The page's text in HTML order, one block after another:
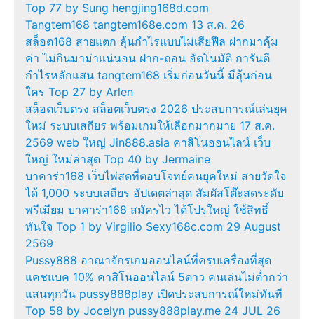
Top 77 by Sung hengjing168d.com
Tangtem168 tangtem168e.com 13 ส.ค. 26
สล็อต168 สายแตก ลุ้นกำไรแบบไม่เสียฟีล ฝากมาคุ้ม
ค่า ไม่กินมาม่าแน่นอน ฝาก-ถอน อัตโนมัติ การันตี
กำไรหลักแสน tangtem168 เริ่มก่อนวันนี้ มีลุ้นก่อน
ใคร Top 27 by Arlen
สล็อตเว็บตรง สล็อตเว็บตรง 2026 ประสบการณ์เล่นยุค
ใหม่ ระบบเสถียร พร้อมเกมให้เลือกมากมาย 17 ส.ค.
2569 web ใหญ่ Jin888.asia คาสิโนออนไลน์ เว็บ
ใหญ่ ใหม่ล่าสุด Top 40 by Jermaine
บาคาร่า168 เว็บไพ่สดที่ตอบโจทย์คนยุคใหม่ สายวัดใจ
ได้ 1,000 ระบบเสถียร อัปเดตล่าสุด สัมผัสโต๊ะสดระดับ
พรีเมียม บาคาร่า168 สมัครไว ได้โปรใหญ่ ใช้สิทธิ์
ทันใจ Top 1 by Virgilio Sexy168c.com 29 August
2569
Pussy888 อาณาจักรเกมออนไลน์ที่ครบเครื่องที่สุด
แคชแบค 10% คาสิโนออนไลน์ 5ดาว คนเล่นไม่ต่ำกว่า
แสนทุกวัน pussy888play เปิดประสบการณ์ใหม่ทันที
Top 58 by Jocelyn pussy888play.me 24 JUL 26